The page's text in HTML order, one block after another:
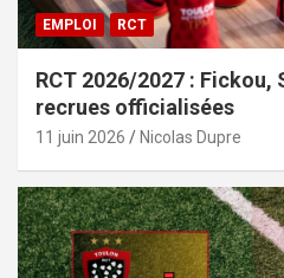
EMPLOI RCT
RCT 2026/2027 :
recrues officialisées
11 juin 2026 Nicolas Dupre